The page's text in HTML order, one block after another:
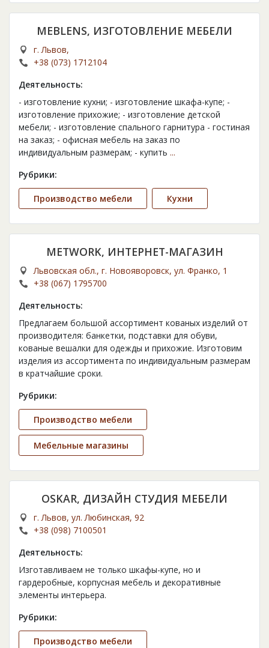
MEBLENS, ИЗГОТОВЛЕНИЕ МЕБЕЛИ
г. Львов,
+38 (073) 1712104
Деятельность:
- изготовление кухни; - изготовление шкафа-купе; -
изготовление прихожие; - изготовление детской
мебели; - изготовление спального гарнитура - гостиная
на заказ; - офисная мебель на заказ по
индивидуальным размерам; - купить ...
Рубрики:
Производство мебели Кухни
METWORK, ИНТЕРНЕТ-МАГАЗИН
Львовская обл., г. Новояворовск, ул. Франко, 1
+38 (067) 1795700
Деятельность:
Предлагаем большой ассортимент кованых изделий от
производителя: банкетки, подставки для обуви,
кованые вешалки для одежды и прихожие. Изготовим
изделия из ассортимента по индивидуальным размерам
в кратчайшие сроки.
Рубрики:
Производство мебели
Мебельные магазины
OSKAR, ДИЗАЙН СТУДИЯ МЕБЕЛИ
г. Львов, ул. Любинская, 92
+38 (098) 7100501
Деятельность:
Изготавливаем не только шкафы-купе, но и
гардеробные, корпусная мебель и декоративные
элементы интерьера.
Рубрики:
Производство мебели